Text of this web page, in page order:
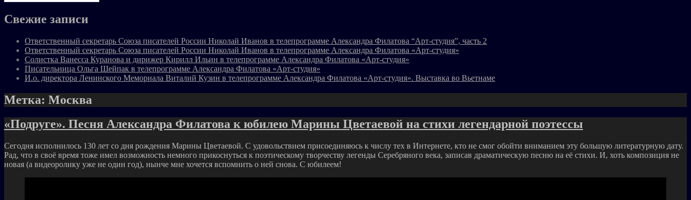
Свежие записи
Ответственный секретарь Союза писателей России Николай Иванов в телепрограмме Александра Филатова “Арт-студия”, часть 2
Ответственный секретарь Союза писателей России Николай Иванов в телепрограмме Александра Филатова «Арт-студия»
Солистка Ванесса Куранова и дирижер Кирилл Ильин в телепрограмме Александра Филатова «Арт-студия»
Писательница Ольга Шейпак в телепрограмме Александра Филатова «Арт-студия»
И.о. директора Ленинского Мемориала Виталий Кузин в телепрограмме Александра Филатова «Арт-студия». Выставка во Вьетнаме
Метка: Москва
«Подруге». Песня Александра Филатова к юбилею Марины Цветаевой на стихи легендарной поэтессы
Сегодня исполнилось 130 лет со дня рождения Марины Цветаевой. С удовольствием присоединяюсь к числу тех в Интернете, кто не смог обойти вниманием эту большую литературную дату.
Рад, что в своё время тоже имел возможность немного прикоснуться к поэтическому творчеству легенды Серебряного века, записав драматическую песню на её стихи. И, хоть композиция не
новая (а видеоролику уже не один год), нынче мне хочется вспомнить о ней снова. С юбилеем!